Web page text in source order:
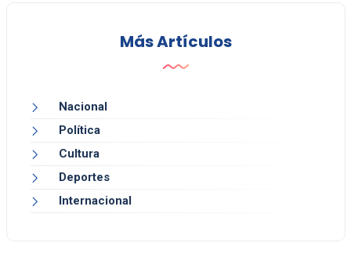
Más Artículos
Nacional
Política
Cultura
Deportes
Internacional